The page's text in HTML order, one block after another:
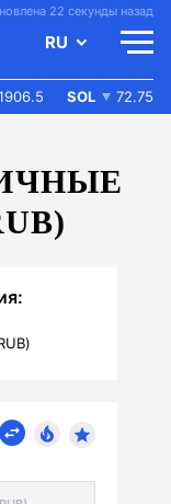
22 секунды назад
RU
SOL 72.75